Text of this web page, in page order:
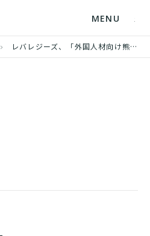
MENU
レバレジーズ、「外国人材向け熊本で働く魅力PR事業」を受託